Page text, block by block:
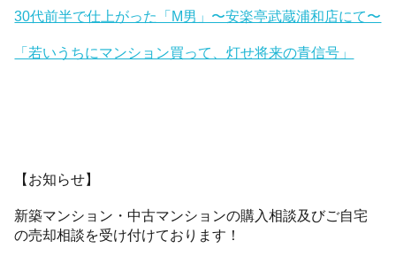
30代前半で仕上がった「M男」〜安楽亭武蔵浦和店にて〜
「若いうちにマンション買って、灯せ将来の青信号」
【お知らせ】
新築マンション・中古マンションの購入相談及びご自宅
の売却相談を受け付けております！